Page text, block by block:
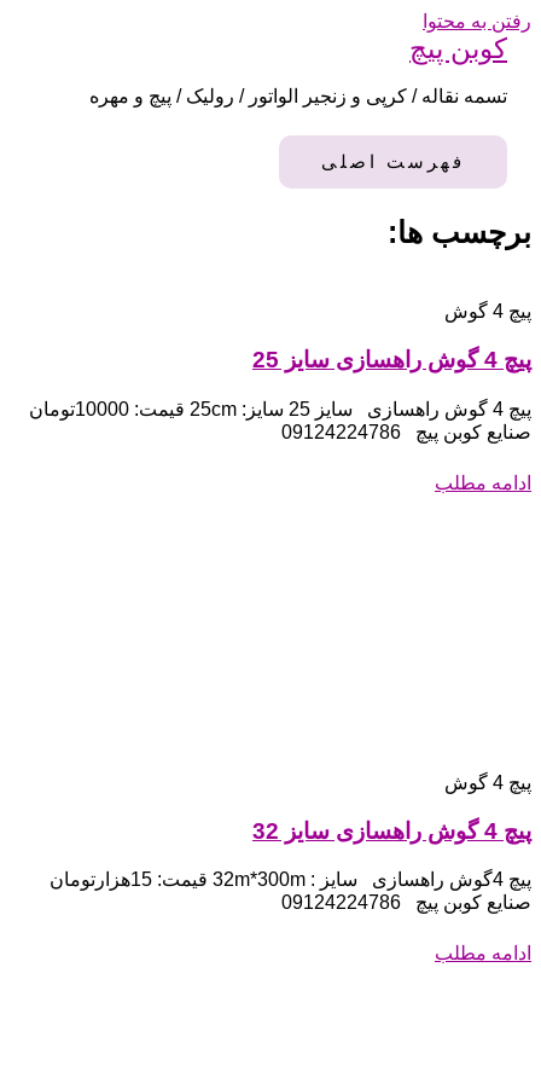
رفتن به محتوا
کوبن پیچ
تسمه نقاله / کرپی و زنجیر الواتور / رولیک / پیچ و مهره
فهرست اصلی
برچسب ها:
پیچ 4 گوش
پیچ 4 گوش راهسازی سایز 25
پیچ 4 گوش راهسازی سایز 25 سایز: 25cm قیمت: 10000تومان
صنایع کوبن پیچ 09124224786
ادامه مطلب
پیچ 4 گوش
پیچ 4 گوش راهسازی سایز 32
پیچ 4گوش راهسازی سایز : 32m*300m قیمت: 15هزارتومان
صنایع کوبن پیچ 09124224786
ادامه مطلب